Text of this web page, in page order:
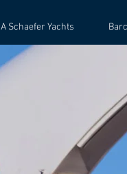
A Schaefer Yachts